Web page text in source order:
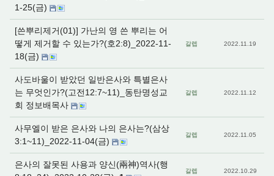
1-25(금)
[쓴뿌리제거(01)] 가난의 영 쓴 뿌리는 어
떻게 제거할 수 있는가?(호2:8)_2022-11-
18(금)
갈렙 2022.11.19
사도바울이 받았던 일반은사와 특별은사
는 무엇인가?(고전12:7~11)_동탄명성교
회 정보배목사
갈렙 2022.11.12
사무엘이 받은 은사와 나의 은사는?(삼상
3:1~11)_2022-11-04(금)
갈렙 2022.11.05
은사의 잘못된 사용과 양신(兩神)역사(행
갈렙 2022.10.29